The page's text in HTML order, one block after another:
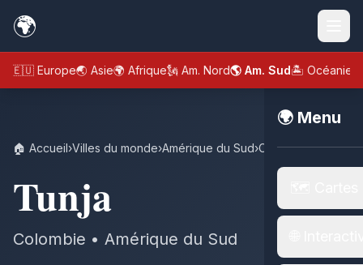
🌍
🇪🇺 Europe🌏 Asie🌍 Afrique🗽 Am. Nord🌎 Am. Sud🏝️ Océanie
🌍 Menu
🏠 Accueil›Villes du monde›Amérique du Sud›Colombie›Tunja
Tunja
Colombie • Amérique du Sud